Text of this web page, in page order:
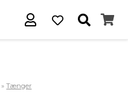
»Tænger